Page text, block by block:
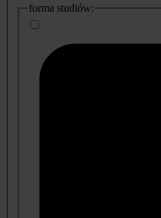
dodatkowe
informacje
forma studiów: